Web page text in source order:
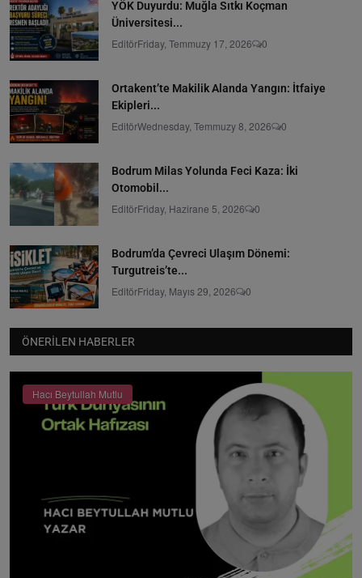
YÖK Duyurdu: Muğla Sıtkı Koçman
Üniversitesi...
EditörFriday, Temmuzy 17, 2026 0
Ortakent’te Makilik Alanda Yangın: İtfaiye
Ekipleri...
EditörWednesday, Temmuzy 8, 2026 0
Bodrum Milas Yolunda Feci Kaza: İki
Otomobil...
EditörFriday, Hazirane 5, 2026 0
Bodrum’da Çevreci Ulaşım Dönemi:
Turgutreis’te...
EditörFriday, Mayıs 29, 2026 0
ÖNERILEN HABERLER
Hacı Beytullah Mutlu